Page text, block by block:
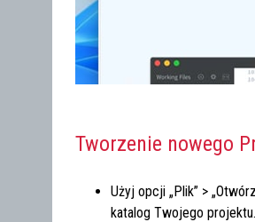
Tworzenie nowego
Użyj opcji „Plik” >
katalog Twojego projektu.